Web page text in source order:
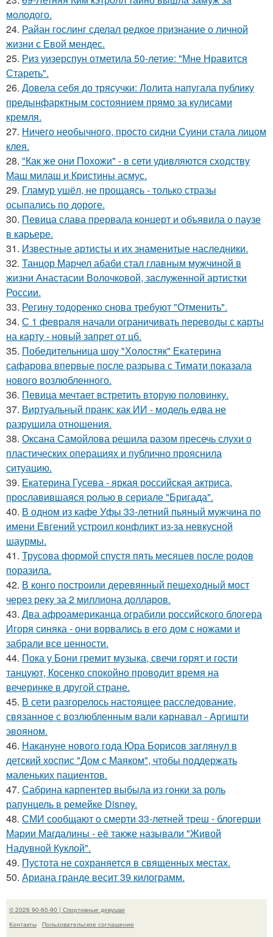
молодого.
24. Райан гослинг сделал редкое признание о личной
жизни с Евой мендес.
25. Риз уизерспун отметила 50-летие: "Мне Нравится
Стареть".
26. Довела себя до трясучки: Лолита напугала публику
предынфарктным состоянием прямо за кулисами
кремля.
27. Ничего необычного, просто сидни Суини стала лицом
клея.
28. "Как же они Похожи" - в сети удивляются сходству
Маш милаш и Кристины асмус.
29. Гламур ушёл, не прощаясь - только стразы
осыпались по дороге.
30. Певица слава прервала концерт и объявила о паузе
в карьере.
31. Известные артисты и их знаменитые наследники.
32. Танцор Марчел абаби стал главным мужчиной в
жизни Анастасии Волочковой, заслуженной артистки
России.
33. Регину тодоренко снова требуют "Отменить".
34. С 1 февраля начали ограничивать переводы с карты
на карту - новый запрет от цб.
35. Победительница шоу "Холостяк" Екатерина
сафарова впервые после разрыва с Тимати показала
нового возлюбленного.
36. Певица мечтает встретить вторую половинку.
37. Виртуальный пранк: как ИИ - модель едва не
разрушила отношения.
38. Оксана Самойлова решила разом пресечь слухи о
пластических операциях и публично прояснила
ситуацию.
39. Екатерина Гусева - яркая российская актриса,
прославившаяся ролью в сериале "Бригада".
40. В одном из кафе Уфы 33-летний пьяный мужчина по
имени Евгений устроил конфликт из-за невкусной
шаурмы.
41. Трусова формой спустя пять месяцев после родов
поразила.
42. В конго построили деревянный пешеходный мост
через реку за 2 миллиона долларов.
43. Два афроамериканца ограбили российского блогера
Игоря синяка - они ворвались в его дом с ножами и
забрали все ценности.
44. Пока у Бони гремит музыка, свечи горят и гости
танцуют, Косенко спокойно проводит время на
вечеринке в другой стране.
45. В сети разгорелось настоящее расследование,
связанное с возлюбленным вали карнавал - Аргишти
эвояном.
46. Накануне нового года Юра Борисов заглянул в
детский хоспис "Дом с Маяком", чтобы поддержать
маленьких пациентов.
47. Сабрина карпентер выбыла из гонки за роль
рапунцель в ремейке Disney.
48. СМИ сообщают о смерти 33-летней треш - блогерши
Марии Магдалины - её также называли "Живой
Надувной Куклой".
49. Пустота не сохраняется в священных местах.
50. Ариана гранде весит 39 килограмм.
© 2026 90-60-90 | Спортивные девушки
Контакты
Пользовательское соглашение